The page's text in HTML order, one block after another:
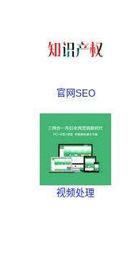
官网SEO
视频处理